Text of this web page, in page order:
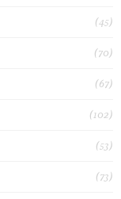
(45)
(70)
(67)
(102)
(53)
(73)